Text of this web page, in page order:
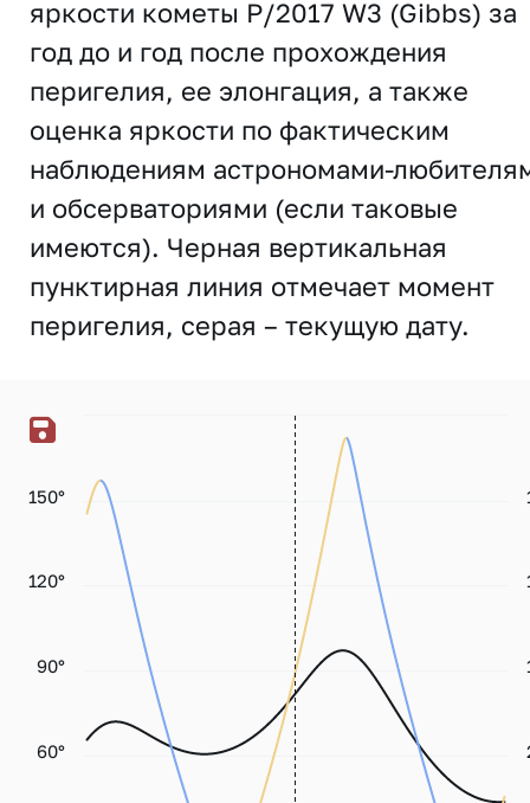
яркости кометы P/2017 W3 (Gibbs) за
год до и год после прохождения
перигелия, ее элонгация, а также
оценка яркости по фактическим
наблюдениям астрономами-
и обсерваториями (если таковые
имеются). Черная вертикальная
пунктирная линия отмечает момент
перигелия, серая – текущую дату.
60°
90°
120°
150°